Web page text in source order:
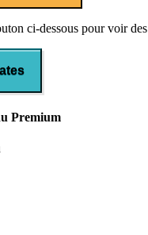
ci-dessous pour voir
Premium